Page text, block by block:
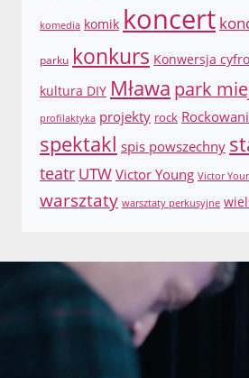
komedia komik koncert
parku konkurs Konwersja
kultura DIY Mława park
profilaktyka projekty rock
spektakl spis powszechny
teatr UTW Victor Young Victor
warsztaty warsztaty perkusyjne